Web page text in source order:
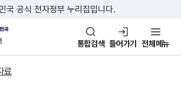
본문 바로가기
주메뉴 바로가기
국 공식 전자정부 누리집입니다.
부
인 나라, 함께 행복
통합검색 들어가기 전체메뉴
료